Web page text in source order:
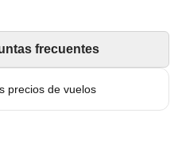
precios de vuelos
frecuentes